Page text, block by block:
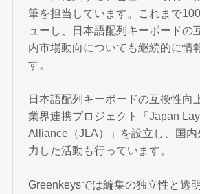
筆を担当しています。これまで
ューし、日本語配列キーボードの
内市場動向についても継続的に情
す。
日本語配列キーボードの互換性向
業界連携プロジェクト「Japan
Alliance（JLA）」を設立し、国
力した活動も行っています。
Greenkeysでは編集の独立性と透